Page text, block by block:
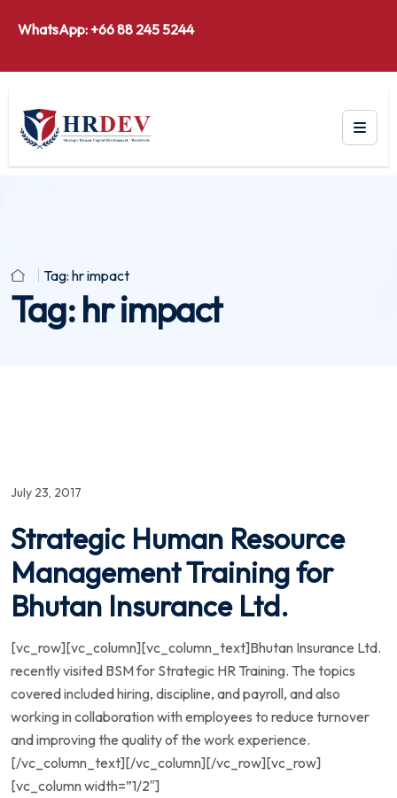
WhatsApp: +66 88 245 5244
Tag: hr impact
Tag:hr impact
July 23, 2017
Strategic Human Resource
Management Training for
Bhutan Insurance Ltd.
[vc_row][vc_column][vc_column_text]Bhutan Insurance Ltd.
recently visited BSM for Strategic HR Training. The topics
covered included hiring, discipline, and payroll, and also
working in collaboration with employees to reduce turnover
and improving the quality of the work experience.
[/vc_column_text][/vc_column][/vc_row][vc_row]
[vc_column width=”1/2″]